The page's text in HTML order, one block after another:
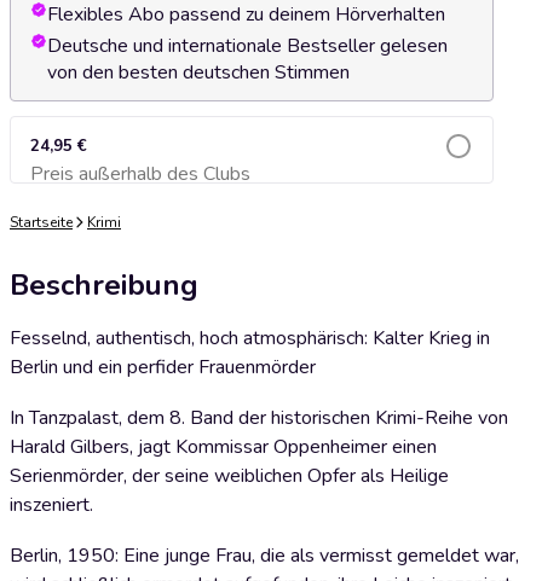
Flexibles Abo passend zu deinem Hörverhalten
Deutsche und internationale Bestseller gelesen
von den besten deutschen Stimmen
24,95 €
Preis außerhalb des ClubsZum Warenkorb hinzufügen
Startseite Krimi
Beschreibung
Fesselnd, authentisch, hoch atmosphärisch: Kalter Krieg in
Berlin und ein perfider Frauenmörder
In Tanzpalast, dem 8. Band der historischen Krimi-Reihe von
Harald Gilbers, jagt Kommissar Oppenheimer einen
Serienmörder, der seine weiblichen Opfer als Heilige
inszeniert.
Berlin, 1950: Eine junge Frau, die als vermisst gemeldet war,